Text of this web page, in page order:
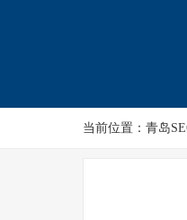
当前位置：青岛